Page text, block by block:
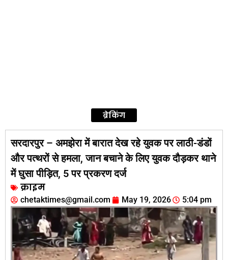
ब्रेकिंग
सरदारपुर – अमझेरा में बारात देख रहे युवक पर लाठी-डंडों
और पत्थरों से हमला, जान बचाने के लिए युवक दौड़कर थाने
में घुसा पीड़ित, 5 पर प्रकरण दर्ज
क्राइम
chetaktimes@gmail.com May 19, 2026 5:04 pm